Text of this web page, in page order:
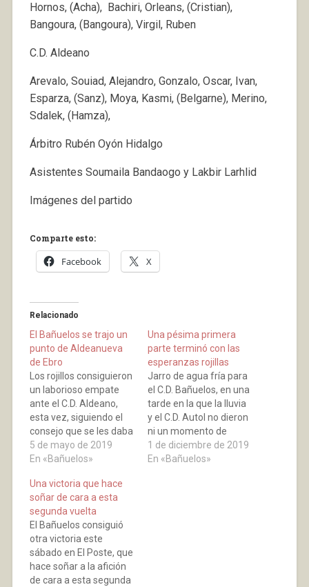
Hornos, (Acha), Bachiri, Orleans, (Cristian),
Bangoura, (Bangoura), Virgil, Ruben
C.D. Aldeano
Arevalo, Souiad, Alejandro, Gonzalo, Oscar, Ivan,
Esparza, (Sanz), Moya, Kasmi, (Belgarne), Merino,
Sdalek, (Hamza),
Árbitro Rubén Oyón Hidalgo
Asistentes Soumaila Bandaogo y Lakbir Larhlid
Imágenes del partido
Comparte esto:
Facebook X
Relacionado
El Bañuelos se trajo un
punto de Aldeanueva
de Ebro
Los rojillos consiguieron
un laborioso empate
ante el C.D. Aldeano,
esta vez, siguiendo el
consejo que se les daba
en nuestra página
estos días, el C.D.
dormido y desde el
primer minuto le puso
ganas, en un partido
que resulto muy
peleado y que llegaba al
descanso…
5 de mayo de 2019
En «Bañuelos»
Una pésima primera
parte terminó con las
esperanzas rojillas
Jarro de agua fría para
el C.D. Bañuelos, en una
tarde en la que la lluvia
y el C.D. Autol no dieron
ni un momento de
respiro a los rojillos. Con
un primer tiempo
1 de diciembre de 2019
En «Bañuelos»
Una victoria que hace
soñar de cara a esta
segunda vuelta
El Bañuelos consiguió
otra victoria este
sábado en El Poste, que
hace soñar a la afición
de cara a esta segunda